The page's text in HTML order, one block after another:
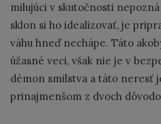
milujúci v skutočnosti
sklon si ho idealizovať, je
váhu hneď nechápe. Táto
úžasné veci, však nie je v
démon smilstva a táto neresť
prinajmenšom z dvoch